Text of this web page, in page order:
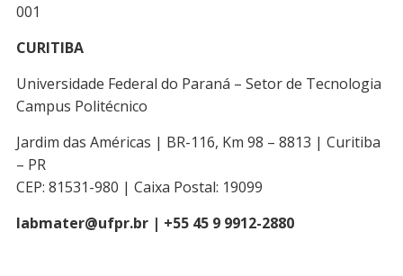
001
CURITIBA
Universidade Federal do Paraná – Setor de Tecnologia
Campus Politécnico
Jardim das Américas | BR-116, Km 98 – 8813 | Curitiba
– PR
CEP: 81531-980 | Caixa Postal: 19099
labmater@ufpr.br | +55 45 9 9912-2880